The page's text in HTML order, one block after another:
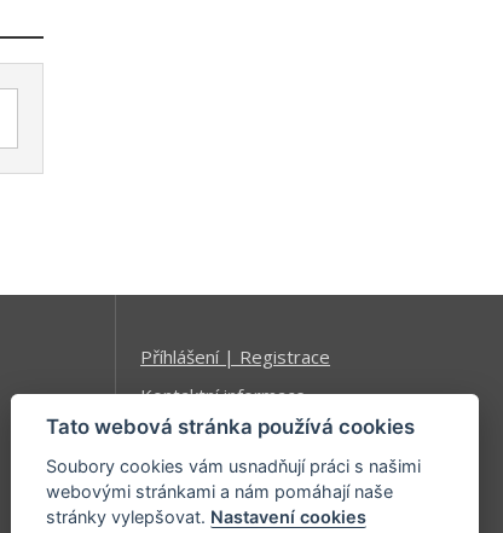
Příhlášení | Registrace
Kontaktní informace
Mapa stránek
Tato webová stránka používá cookies
Soubory cookies vám usnadňují práci s našimi
webovými stránkami a nám pomáhají naše
stránky vylepšovat. Nastavení cookies